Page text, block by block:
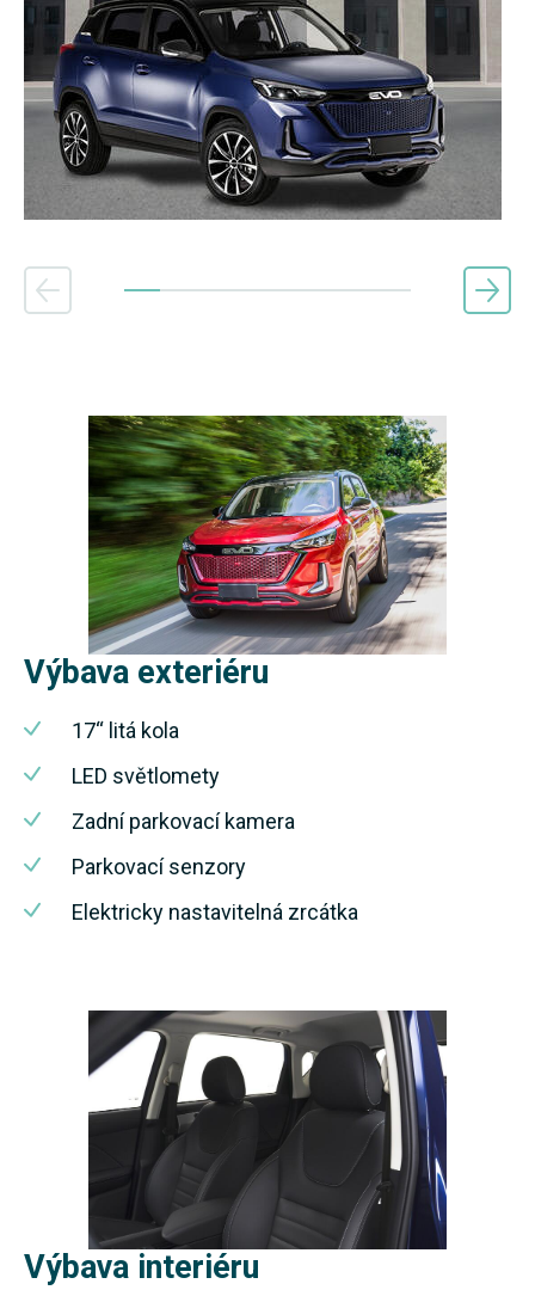
Výbava exteriéru
17“ litá kola
LED světlomety
Zadní parkovací kamera
Parkovací senzory
Elektricky nastavitelná zrcátka
Výbava interiéru